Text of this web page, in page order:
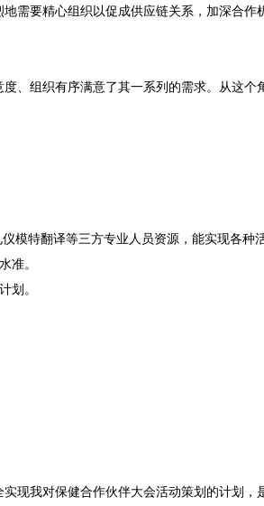
需要精心组织以促成供应链关系，加深合
、组织有序满意了其一系列的需求。从这个
特翻译等三方专业人员资源，能实现各种
准。
划。
现我对保健合作伙伴大会活动策划的计划